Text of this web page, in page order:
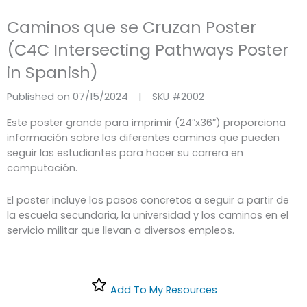
Caminos que se Cruzan Poster
(C4C Intersecting Pathways Poster
in Spanish)
Published on 07/15/2024 | SKU #2002
Este poster grande para imprimir (24″x36″) proporciona
información sobre los diferentes caminos que pueden
seguir las estudiantes para hacer su carrera en
computación.
El poster incluye los pasos concretos a seguir a partir de
la escuela secundaria, la universidad y los caminos en el
servicio militar que llevan a diversos empleos.
Add To My Resources